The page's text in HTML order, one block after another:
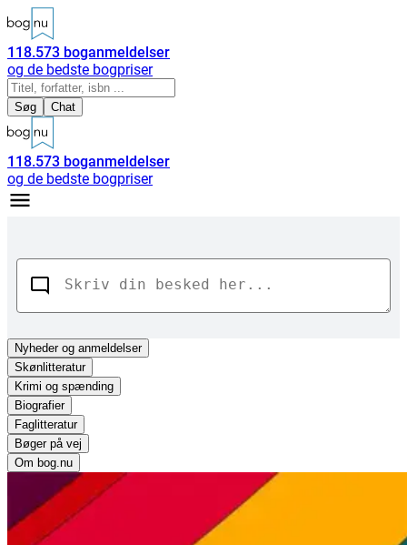
118.573 boganmeldelser
og de bedste bogpriser
Søg Chat
118.573 boganmeldelser
og de bedste bogpriser
Nyhederog anmeldelser
Skønlitteratur
Krimi og spænding
Biografier
Faglitteratur
Bøger på vej
Om bog.nu